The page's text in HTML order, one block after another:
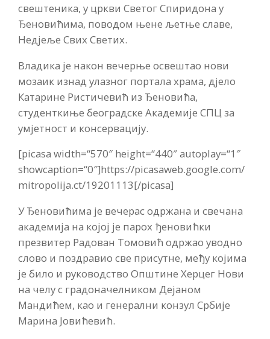
свештеника, у цркви Светог Спиридона у
Ђеновићима, поводом њене љетње славе,
Недјеље Свих Светих.
Владика је након вечерње освештао нови
мозаик изнад улазног портала храма, дјело
Катарине Ристичевић из Ђеновића,
студенткиње београдске Академије СПЦ за
умјетност и консервацију.
[picasa width=“570″ height=“440″ autoplay=“1″
showcaption=“0″]https://picasaweb.google.com/
mitropolija.ct/19201113[/picasa]
У Ђеновићима је вечерас одржана и свечана
академија на којој је парох ђеновићки
презвитер Радован Томовић одржао уводно
слово и поздравио све присутне, међу којима
је било и руководство Општине Херцег Нови
на челу с градоначелником Дејаном
Мандићем, као и генерални конзул Србије
Марина Јовићевић.